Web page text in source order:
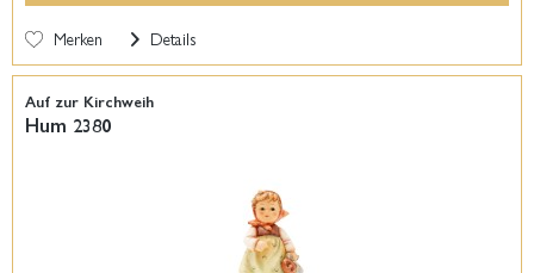
Merken Details
Auf zur Kirchweih
Hum 2380